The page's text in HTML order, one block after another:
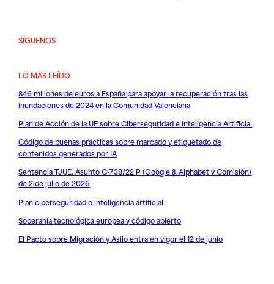
SÍGUENOS
LO MÁS LEÍDO
846 millones de euros a España para apoyar la recuperación tras las
inundaciones de 2024 en la Comunidad Valenciana
Plan de Acción de la UE sobre Ciberseguridad e Inteligencia Artificial
Código de buenas prácticas sobre marcado y etiquetado de
contenidos generados por IA
Sentencia TJUE. Asunto C-738/22 P (Google & Alphabet v Comisión)
de 2 de julio de 2026
Plan ciberseguridad e inteligencia artificial
Soberanía tecnológica europea y código abierto
El Pacto sobre Migración y Asilo entra en vigor el 12 de junio